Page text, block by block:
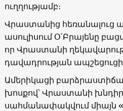
ուղղությամբ։
Վրաստանից հեռանալուց
ասուլիսում Օ՛Բրայենը
որ Վրաստանի
դավադրության
Ամերիկացի
խոսքով՝ Վրաստանի
սահմանափակվում միայն